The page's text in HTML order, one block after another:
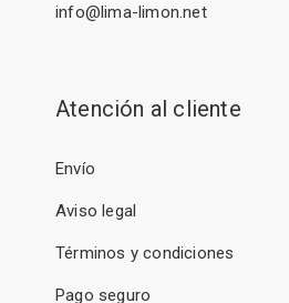
info@lima-limon.net
Atención al cliente
Envío
Aviso legal
Términos y condiciones
Pago seguro